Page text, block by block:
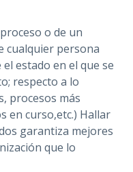
o de un
cualquier persona
estado en el que se
respecto a lo
procesos más
en curso,etc.) Hallar
garantiza mejores
que lo